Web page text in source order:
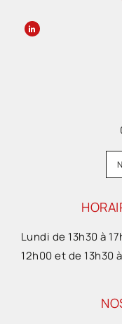
Lundi de 13h30 à
12h00 et de 13h30